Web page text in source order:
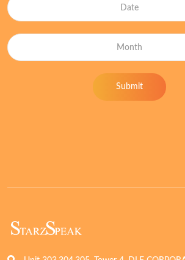
Date
Month
Submit